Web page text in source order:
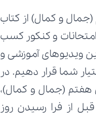
و کمال) از کتاب